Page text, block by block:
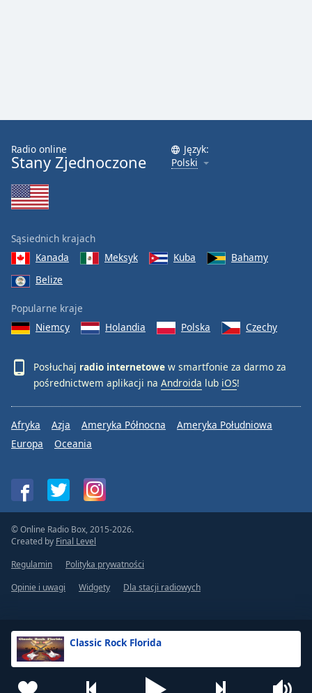
Classic Rock Florida
Radio online
Stany Zjednoczone
Język:
Polski
Sąsiednich krajach
Kanada
Meksyk Kuba
Bahamy
Belize
Popularne kraje
Niemcy
Holandia Polska Czechy
Posłuchaj radio internetowe w smartfonie za darmo za
pośrednictwem aplikacji na Androida lub iOS!
Afryka Azja Ameryka Północna
Ameryka Południowa
Europa
Oceania
© Online Radio Box, 2015-2026.
Created by Final Level
Regulamin
Polityka prywatności
Opinie i uwagi
Widgety Dla stacji radiowych